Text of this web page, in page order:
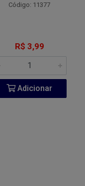
Código: 11377
R$ 3,99
Adicionar